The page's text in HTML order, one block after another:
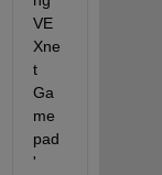
VE
Xne
t
Ga
me
pad
'